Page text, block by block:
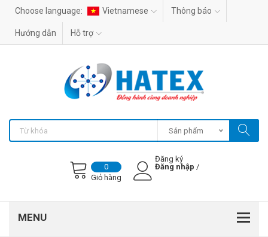
Choose language: Vietnamese Thông báo
Hướng dẫn Hỗ trợ
Sản phẩm
0
Giỏ hàng
Đăng ký
Đăng nhập /